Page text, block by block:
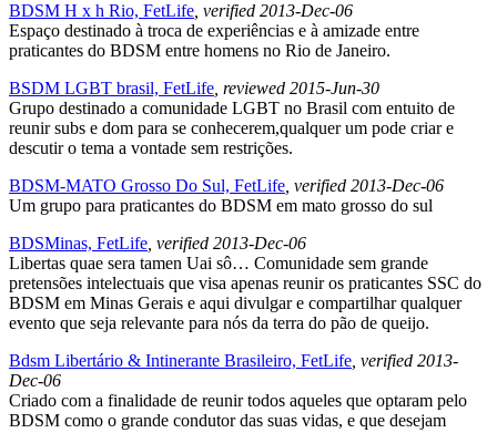
BDSM H x h Rio, FetLife , verified 2013-Dec-06
Espaço destinado à troca de experiências e à amizade entre
praticantes do BDSM entre homens no Rio de Janeiro.
BSDM LGBT brasil, FetLife , reviewed 2015-Jun-30
Grupo destinado a comunidade LGBT no Brasil com entuito de
reunir subs e dom para se conhecerem,qualquer um pode criar e
descutir o tema a vontade sem restrições.
BDSM-MATO Grosso Do Sul, FetLife , verified 2013-Dec-06
Um grupo para praticantes do BDSM em mato grosso do sul
BDSMinas, FetLife , verified 2013-Dec-06
Libertas quae sera tamen Uai sô… Comunidade sem grande
pretensões intelectuais que visa apenas reunir os praticantes SSC do
BDSM em Minas Gerais e aqui divulgar e compartilhar qualquer
evento que seja relevante para nós da terra do pão de queijo.
Bdsm Libertário & Intinerante Brasileiro, FetLife , verified 2013-
Dec-06
Criado com a finalidade de reunir todos aqueles que optaram pelo
BDSM como o grande condutor das suas vidas, e que desejam